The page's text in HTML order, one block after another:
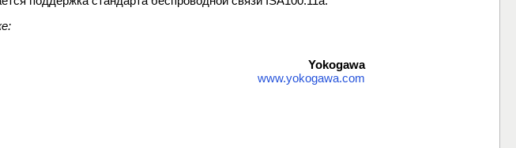
Yokogawa
www.yokogawa.com